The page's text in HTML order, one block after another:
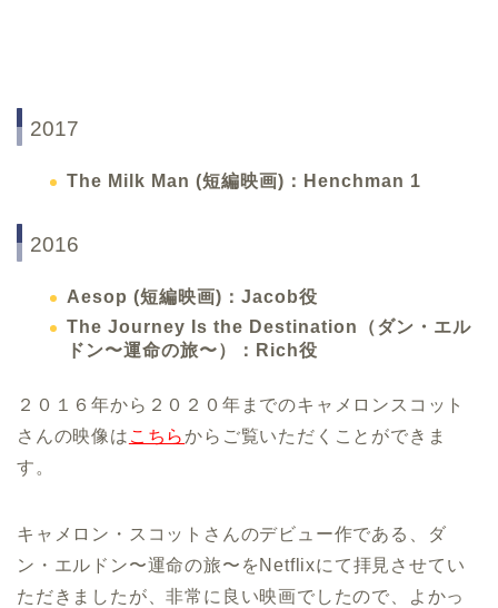
2017
The Milk Man (短編映画)：Henchman 1
2016
Aesop (短編映画)：Jacob役
The Journey Is the Destination（ダン・エル
ドン〜運命の旅〜）：Rich役
２０１６年から２０２０年までのキャメロンスコット
さんの映像は こちらからご覧いただくことができま
す。
キャメロン・スコットさんのデビュー作である、ダ
ン・エルドン〜運命の旅〜をNetflixにて拝見させてい
ただきましたが、非常に良い映画でしたので、よかっ